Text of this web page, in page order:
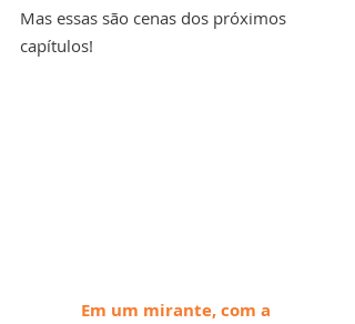
Mas essas são cenas dos próximos
capítulos!
Em um mirante, com a